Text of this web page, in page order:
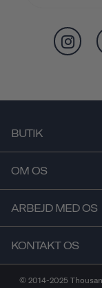
BUTIK
OM OS
ARBEJD MED OS
KONTAKT OS
© 2014-2025